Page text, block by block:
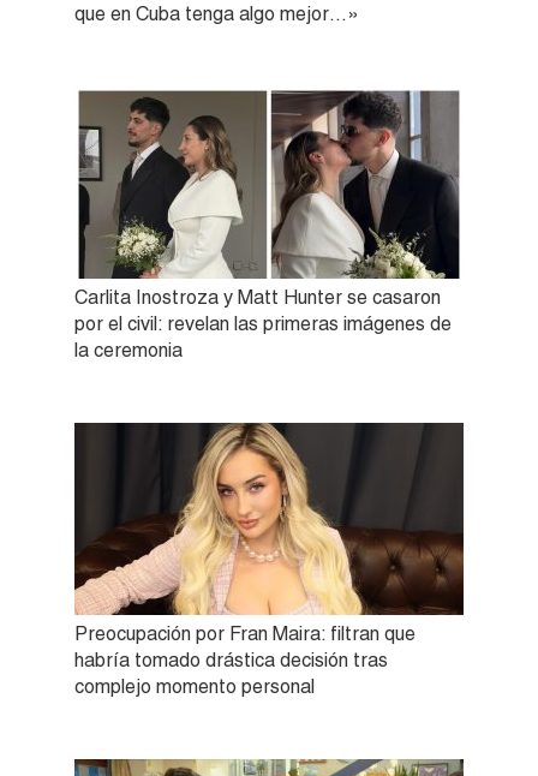
que en Cuba tenga algo mejor…»
Carlita Inostroza y Matt Hunter se casaron
por el civil: revelan las primeras imágenes de
la ceremonia
Preocupación por Fran Maira: filtran que
habría tomado drástica decisión tras
complejo momento personal